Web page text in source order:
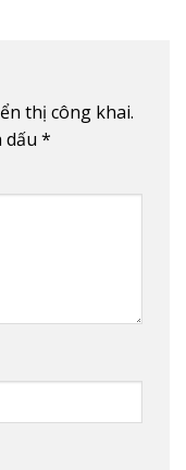
thị công khai.
dấu *